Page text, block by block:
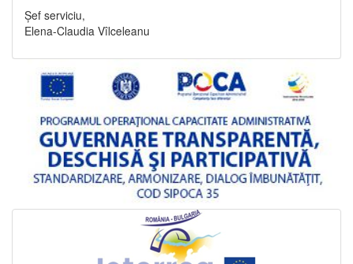
Șef serviciu,
Elena-Claudia Vîlceleanu